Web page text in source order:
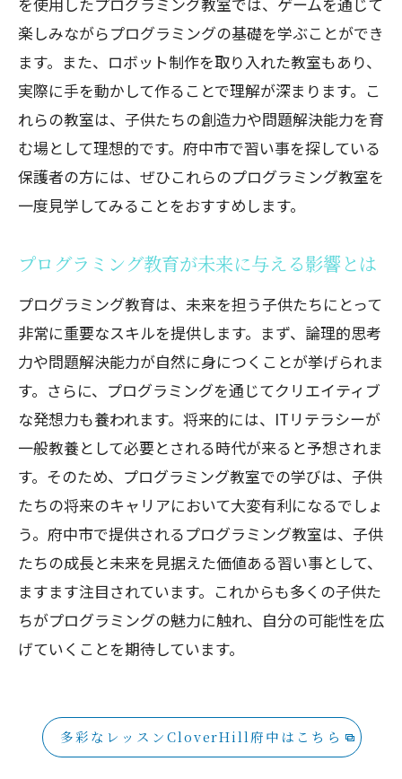
楽しみながらプログラミングの基礎を学ぶことができ
ます。また、ロボット制作を取り入れた教室もあり、
実際に手を動かして作ることで理解が深まります。こ
れらの教室は、子供たちの創造力や問題解決能力を育
む場として理想的です。府中市で習い事を探している
保護者の方には、ぜひこれらのプログラミング教室を
一度見学してみることをおすすめします。
プログラミング教育が未来に与える影響とは
プログラミング教育は、未来を担う子供たちにとって
非常に重要なスキルを提供します。まず、論理的思考
力や問題解決能力が自然に身につくことが挙げられま
す。さらに、プログラミングを通じてクリエイティブ
な発想力も養われます。将来的には、ITリテラシーが
一般教養として必要とされる時代が来ると予想されま
す。そのため、プログラミング教室での学びは、子供
たちの将来のキャリアにおいて大変有利になるでしょ
う。府中市で提供されるプログラミング教室は、子供
たちの成長と未来を見据えた価値ある習い事として、
ますます注目されています。これからも多くの子供た
ちがプログラミングの魅力に触れ、自分の可能性を広
げていくことを期待しています。
多彩なレッスンCloverHill府中はこちら